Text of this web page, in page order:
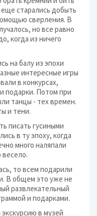
еще старались добыть
сверления. В
но все равно
когда из ничего
на балу из эпохи
интересные игры
в конкурсах,
подарки. Потом при
танцы - тех времен.
и тени.
писать гусиными
в ту эпоху, когда
много наляпали
весело.
то всем подарили
В общем это уже не
развлекательный
и подарками.
в музей